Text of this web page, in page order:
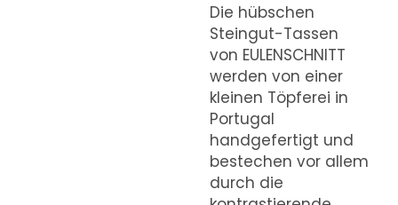
Die hübschen
Steingut-Tassen
von EULENSCHNITT
werden von einer
kleinen Töpferei in
Portugal
handgefertigt und
bestechen vor allem
durch die